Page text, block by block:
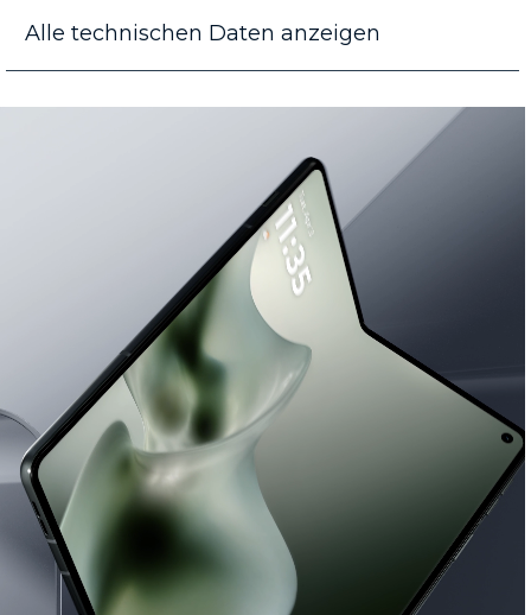
Alle technischen Daten anzeigen